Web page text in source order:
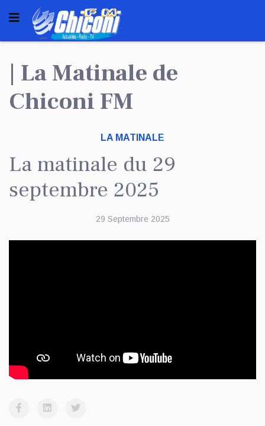
| La Matinale de
Chiconi FM
LA MATINALE
La matinale du 29
septembre 2025
29 Septembre 2025